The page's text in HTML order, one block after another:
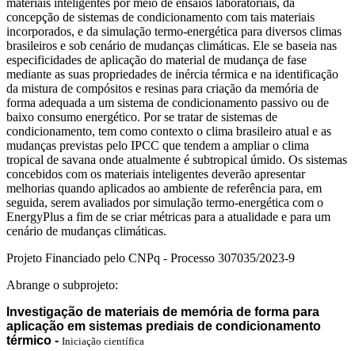
concepção de sistemas de condicionamento com tais materiais
incorporados, e da simulação termo-energética para diversos climas
brasileiros e sob cenário de mudanças climáticas. Ele se baseia nas
especificidades de aplicação do material de mudança de fase
mediante as suas propriedades de inércia térmica e na identificação
da mistura de compósitos e resinas para criação da memória de
forma adequada a um sistema de condicionamento passivo ou de
baixo consumo energético. Por se tratar de sistemas de
condicionamento, tem como contexto o clima brasileiro atual e as
mudanças previstas pelo IPCC que tendem a ampliar o clima
tropical de savana onde atualmente é subtropical úmido. Os sistemas
concebidos com os materiais inteligentes deverão apresentar
melhorias quando aplicados ao ambiente de referência para, em
seguida, serem avaliados por simulação termo-energética com o
EnergyPlus a fim de se criar métricas para a atualidade e para um
cenário de mudanças climáticas.
Projeto Financiado pelo CNPq - Processo 307035/2023-9
Abrange o subprojeto:
Investigação de materiais de memória de forma para
aplicação em sistemas prediais de condicionamento
térmico - Iniciação científica